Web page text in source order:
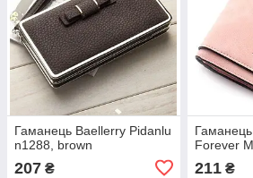
Гаманець Baellerry Pidanlu
n1288, brown
207 ₴
Forever
211₴